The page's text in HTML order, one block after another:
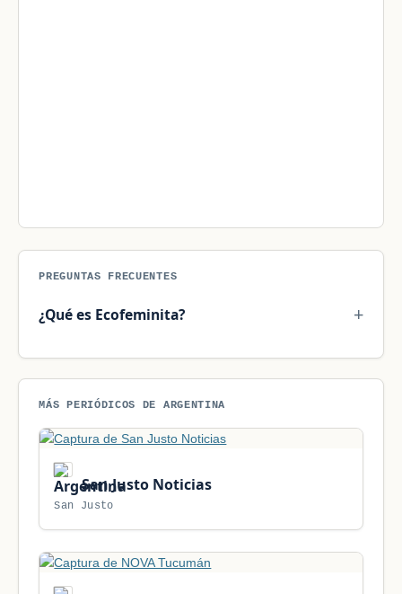
PREGUNTAS FRECUENTES
¿Qué es Ecofeminita?
MÁS PERIÓDICOS DE ARGENTINA
San Justo Noticias
San Justo